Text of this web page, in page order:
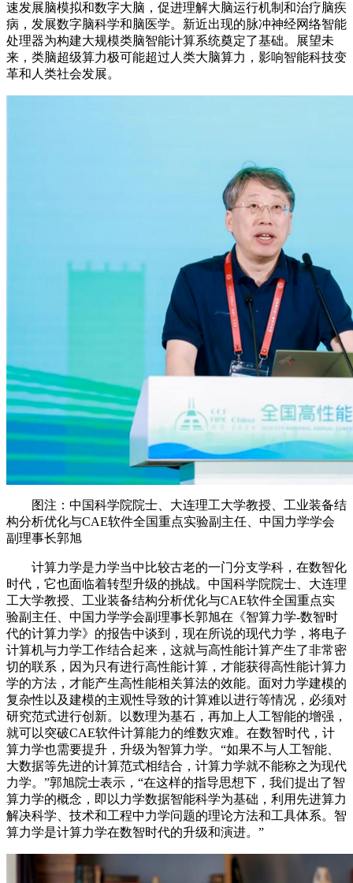
速发展脑模拟和数字大脑，促进理解大脑运行机制和治疗脑疾
病，发展数字脑科学和脑医学。新近出现的脉冲神经网络智能
处理器为构建大规模类脑智能计算系统奠定了基础。展望未
来，类脑超级算力极可能超过人类大脑算力，影响智能科技变
革和人类社会发展。
图注：中国科学院院士、大连理工大学教授、工业装备结
构分析优化与CAE软件全国重点实验副主任、中国力学学会
副理事长郭旭
计算力学是力学当中比较古老的一门分支学科，在数智化
时代，它也面临着转型升级的挑战。中国科学院院士、大连理
工大学教授、工业装备结构分析优化与CAE软件全国重点实
验副主任、中国力学学会副理事长郭旭在《智算力学-数智时
代的计算力学》的报告中谈到，现在所说的现代力学，将电子
计算机与力学工作结合起来，这就与高性能计算产生了非常密
切的联系，因为只有进行高性能计算，才能获得高性能计算力
学的方法，才能产生高性能相关算法的效能。面对力学建模的
复杂性以及建模的主观性导致的计算难以进行等情况，必须对
研究范式进行创新。以数理为基石，再加上人工智能的增强，
就可以突破CAE软件计算能力的维数灾难。在数智时代，计
算力学也需要提升，升级为智算力学。“如果不与人工智能、
大数据等先进的计算范式相结合，计算力学就不能称之为现代
力学。”郭旭院士表示，“在这样的指导思想下，我们提出了智
算力学的概念，即以力学数据智能科学为基础，利用先进算力
解决科学、技术和工程中力学问题的理论方法和工具体系。智
算力学是计算力学在数智时代的升级和演进。”